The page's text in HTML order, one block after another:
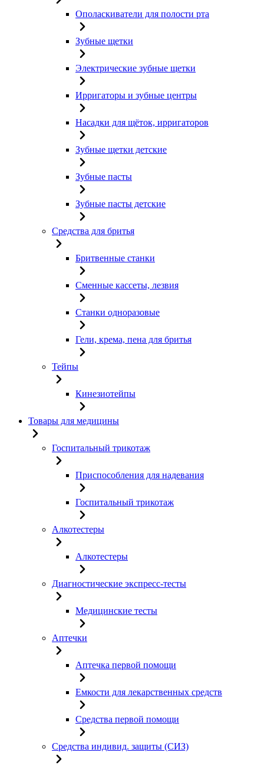
Ополаскиватели для полости рта
Зубные щетки
Электрические зубные щетки
Ирригаторы и зубные центры
Насадки для щёток, ирригаторов
Зубные щетки детские
Зубные пасты
Зубные пасты детские
Средства для бритья
Бритвенные станки
Сменные кассеты, лезвия
Станки одноразовые
Гели, крема, пена для бритья
Тейпы
Кинезиотейпы
Товары для медицины
Госпитальный трикотаж
Приспособления для надевания
Госпитальный трикотаж
Алкотестеры
Алкотестеры
Диагностические экспресс-тесты
Медицинские тесты
Аптечки
Аптечка первой помощи
Емкости для лекарственных средств
Средства первой помощи
Средства индивид. защиты (СИЗ)